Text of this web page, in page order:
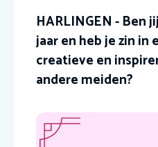
HARLINGEN - Ben
jaar en heb je zin in
creatieve en
andere meiden?